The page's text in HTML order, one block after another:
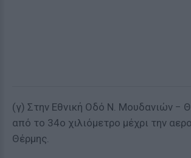
(γ) Στην Εθνική Οδό Ν. Μουδανιών −
από το 34ο χιλιόμετρο μέχρι την
Θέρμης.